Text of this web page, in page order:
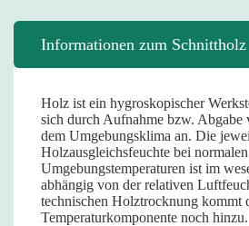
Informationen zum Schnittholz
Holz ist ein hygroskopischer
sich durch Aufnahme bzw. Abgabe
dem Umgebungsklima an. Die
Holzausgleichsfeuchte bei normalen
Umgebungstemperaturen ist im
abhängig von der relativen
technischen Holztrocknung kommt
Temperaturkomponente noch hinzu.